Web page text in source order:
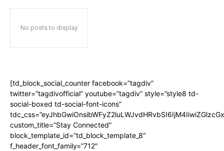
No posts to display
[td_block_social_counter facebook=”tagdiv”
twitter=”tagdivofficial” youtube=”tagdiv” style=”style8 td-
social-boxed td-social-font-icons”
custom_title=”Stay Connected”
block_template_id=”td_block_template_8″
f_header_font_family=”712″